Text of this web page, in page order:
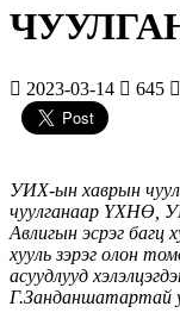
2023-03-14 645
УИХ-ын хаврын
чуулганаар ҮХНӨ,
Авлигын эсрэг багц
хууль зэрэг олон
асуудлууд
Г.Занданшатартай